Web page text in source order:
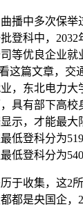
中多次保举
登科中，2032
等优良企业就
这篇文章，交
，东北电力大
具有部下高校
示，才能最大
低登科分为
低登科分为540
收集，这2所
都是央国企，